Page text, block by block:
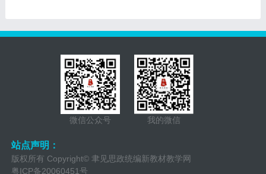
微信公众号 我的微信
站点声明：
版权所有 Copyright© 聿见思政统编新教材教学网
粤ICP备20060451号